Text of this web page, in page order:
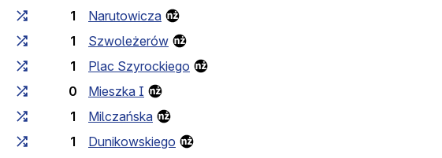
1
Narutowicza
1
Szwoleżerów
1
Plac Szyrockiego
0
Mieszka I
1
Milczańska
1
Dunikowskiego